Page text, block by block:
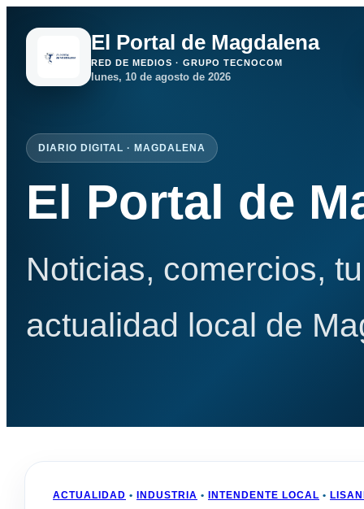
El Portal de Magdalena
RED DE MEDIOS · GRUPO TECNOCOM
lunes, 10 de agosto de 2026
DIARIO DIGITAL · MAGDALENA
El Portal de
Noticias, comercios,
actualidad local de
ACTUALIDAD • INDUSTRIA • INTENDENTE LOCAL •